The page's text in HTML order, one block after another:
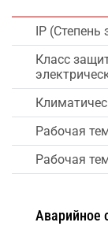
IP
Класс
Рабочая
Рабочая
Аварийное